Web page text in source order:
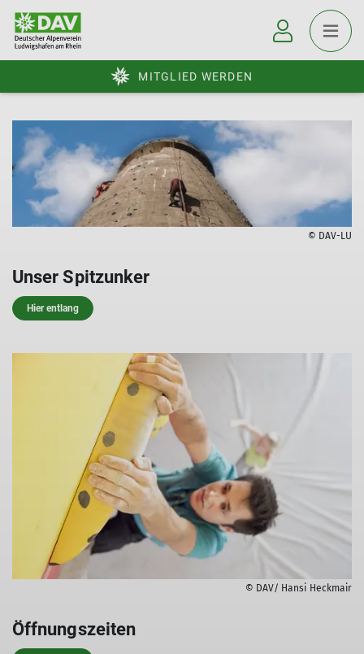
MITGLIED WERDEN
© DAV-LU
Unser Spitzunker
Hier entlang
© DAV/ Hansi Heckmair
Öffnungszeiten